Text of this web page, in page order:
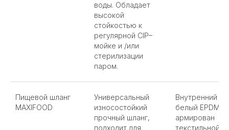
воды. Обладает
высокой
стойкостью к
регулярной CIP–
мойке и /или
стерилизации
паром.
Пищевой шланг
MAXIFOOD
Универсальный
износостойкий
прочный шланг,
подходит для
Внутренний
белый EPDM,
армирован
текстильной